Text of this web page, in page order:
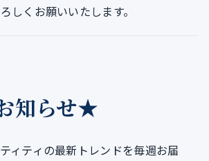
しくお願いいたします。
知らせ★
ィティの最新トレンドを毎週お届